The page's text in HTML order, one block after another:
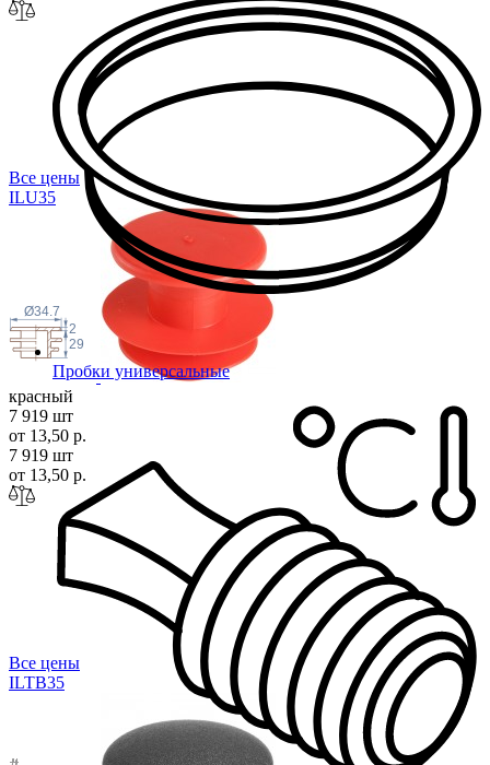
Пробки универсальные
Все цены
ILU35
2
29
Ø34.7
красный
7 919 шт
от 13,50 р.
7 919 шт
от 13,50 р.
Все цены
ILTB35